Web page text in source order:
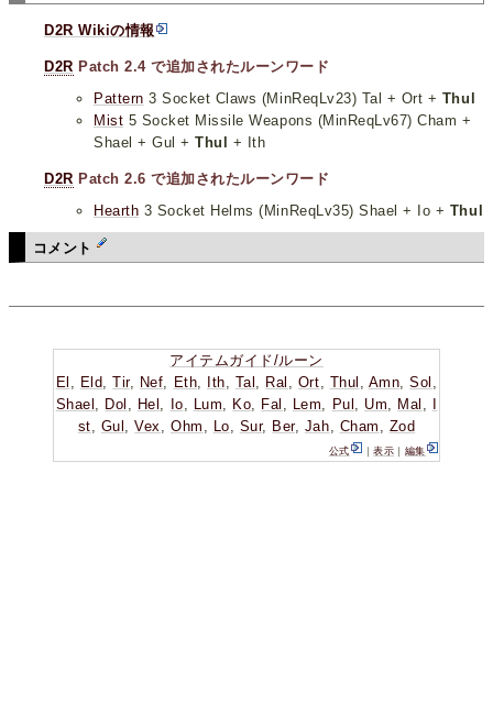
D2R Wikiの情報
D2R Patch 2.4 で追加されたルーンワード
Pattern 3 Socket Claws (MinReqLv23) Tal + Ort + Thul
Mist 5 Socket Missile Weapons (MinReqLv67) Cham +
Shael + Gul +Thul + Ith
D2R Patch 2.6 で追加されたルーンワード
Hearth 3 Socket Helms (MinReqLv35) Shael + Io + Thul
コメント
アイテムガイド/ルーン
El
Eld ,Tir, Nef Eth Ith Tal Ral Ort Thul Amn ,Sol
Shael
Dol Hel Io Lum Ko Fal Lem Pul Um Mal
st
Gul ,Vex ,Ohm Lo Sur, Ber, Jah Cham Zod
公式 ｜表示 ｜ 編集